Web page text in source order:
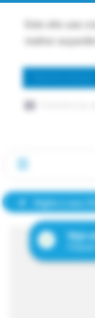
Este site usa
melhor
Digite o seu
Veja